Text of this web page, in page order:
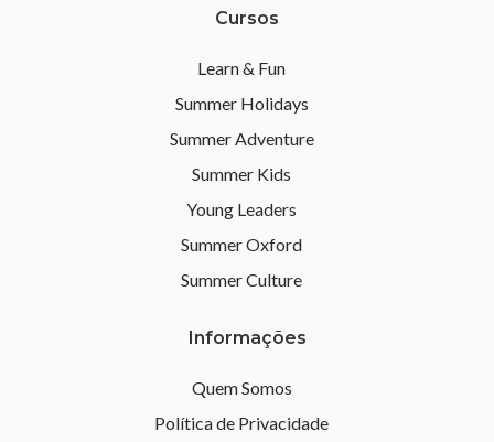
Cursos
Learn & Fun
Summer Holidays
Summer Adventure
Summer Kids
Young Leaders
Summer Oxford
Summer Culture
Informações
Quem Somos
Política de Privacidade